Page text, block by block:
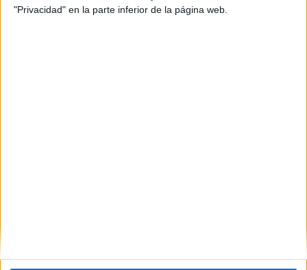
"Privacidad" en la parte inferior de la página web.
Buscar